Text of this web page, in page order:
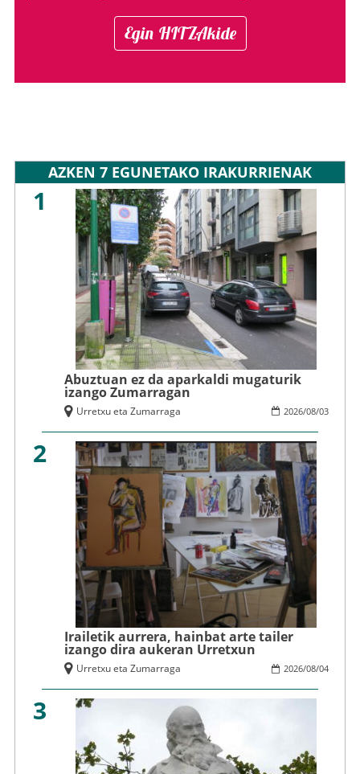
Egin HITZAkide
AZKEN 7 EGUNETAKO IRAKURRIENAK
1
Abuztuan ez da aparkaldi mugaturik
izango Zumarragan
2026/08/03
Urretxu eta Zumarraga
2
Irailetik aurrera, hainbat arte tailer
izango dira aukeran Urretxun
2026/08/04
Urretxu eta Zumarraga
3